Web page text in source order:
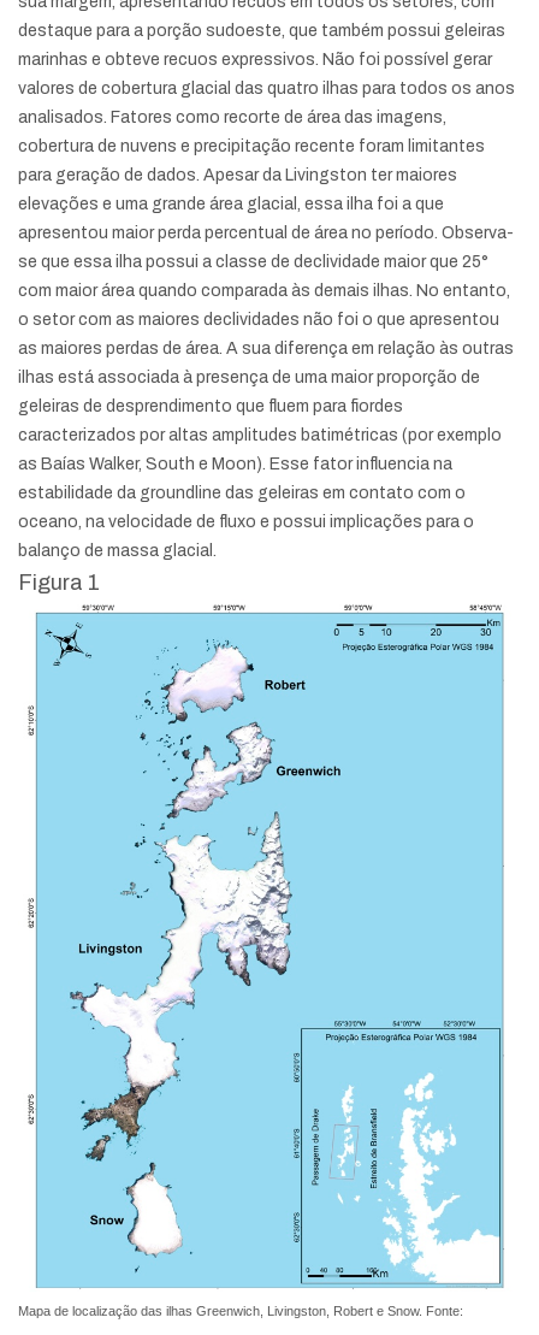
destaque para a porção sudoeste, que também possui geleiras
marinhas e obteve recuos expressivos. Não foi possível gerar
valores de cobertura glacial das quatro ilhas para todos os anos
analisados. Fatores como recorte de área das imagens,
cobertura de nuvens e precipitação recente foram limitantes
para geração de dados. Apesar da Livingston ter maiores
elevações e uma grande área glacial, essa ilha foi a que
apresentou maior perda percentual de área no período. Observa-
se que essa ilha possui a classe de declividade maior que 25°
com maior área quando comparada às demais ilhas. No entanto,
o setor com as maiores declividades não foi o que apresentou
as maiores perdas de área. A sua diferença em relação às outras
ilhas está associada à presença de uma maior proporção de
geleiras de desprendimento que fluem para fiordes
caracterizados por altas amplitudes batimétricas (por exemplo
as Baías Walker, South e Moon). Esse fator influencia na
estabilidade da groundline das geleiras em contato com o
oceano, na velocidade de fluxo e possui implicações para o
balanço de massa glacial.
Figura 1
Mapa de localização das ilhas Greenwich, Livingston, Robert e Snow. Fonte: